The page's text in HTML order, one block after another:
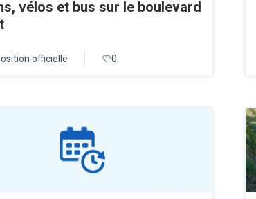
vélos et bus sur le boulevard
officielle 0